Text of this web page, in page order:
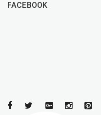
FACEBOOK